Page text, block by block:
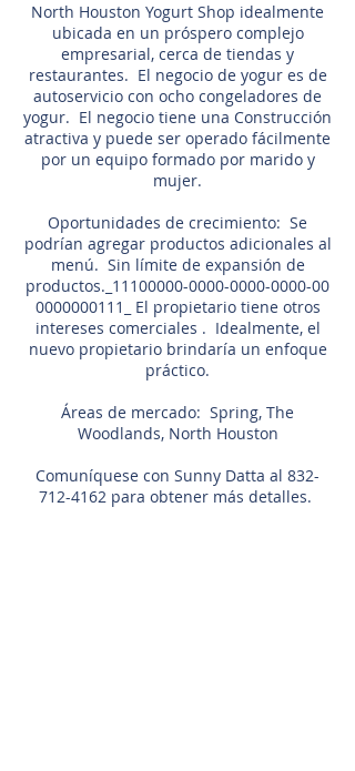
North Houston Yogurt Shop idealmente
ubicada en un próspero complejo
empresarial, cerca de tiendas y
restaurantes. El negocio de yogur es de
autoservicio con ocho congeladores de
yogur. El negocio tiene una Construcción
atractiva y puede ser operado fácilmente
por un equipo formado por marido y
mujer.
Oportunidades de crecimiento: Se
podrían agregar productos adicionales al
menú. Sin límite de expansión de
productos._11100000-0000-0000-0000-00
0000000111_ El propietario tiene otros
intereses comerciales . Idealmente, el
nuevo propietario brindaría un enfoque
práctico.
Áreas de mercado: Spring, The
Woodlands, North Houston
Comuníquese con Sunny Datta al 832-
712-4162 para obtener más detalles.